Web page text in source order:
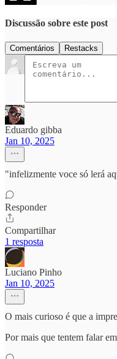
Discussão sobre este post
Comentários Restacks
Eduardo gibba
Jan 10, 2025
"infelizmente voce só lerá
Responder
Compartilhar
1 resposta
Luciano Pinho
Jan 10, 2025
O mais curioso é que a
Por mais que tentem falar